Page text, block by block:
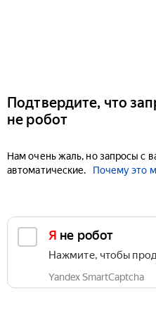
Подтвердите, что
не робот
Нам очень жаль, но запросы с
автоматические.
Почему это
Я не робот
Нажмите, чтобы
Yandex SmartCaptcha